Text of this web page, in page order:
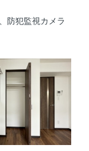
防犯監視カメラ